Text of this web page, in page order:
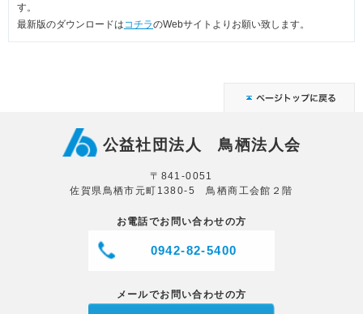
す。
最新版のダウンロードは コチラのWebサイトよりお願い致します。
公益社団法人 鳥栖法人会
〒841-0051
佐賀県鳥栖市元町1380-5 鳥栖商工会館２階
お電話でお問い合わせの方
0942-82-5400
メールでお問い合わせの方